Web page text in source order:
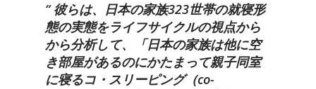
彼らは、日本の家族323世帯の就寝形
態の実態をライフサイクルの視点から
から分析して、「日本の家族は他に空
き部屋があるのにかたまって親子同室
に寝るコ・スリーピング（co-